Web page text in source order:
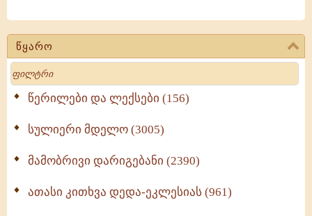
წყარო
Search
წერილები და ლექსები (156)
სულიერი მდელო (3005)
მამობრივი დარიგებანი (2390)
ათასი კითხვა დედა-ეკლესიას (961)